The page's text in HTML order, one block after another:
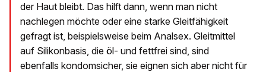
der Haut bleibt. Das hilft dann, wenn man nicht
nachlegen möchte oder eine starke Gleitfähigkeit
gefragt ist, beispielsweise beim Analsex. Gleitmittel
auf Silikonbasis, die öl- und fettfrei sind, sind
ebenfalls kondomsicher, sie eignen sich aber nicht für